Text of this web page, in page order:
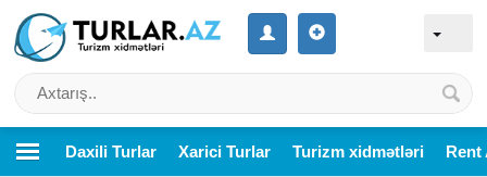
Daxili Turlar Xarici Turlar Turizm xidmətləri Rent